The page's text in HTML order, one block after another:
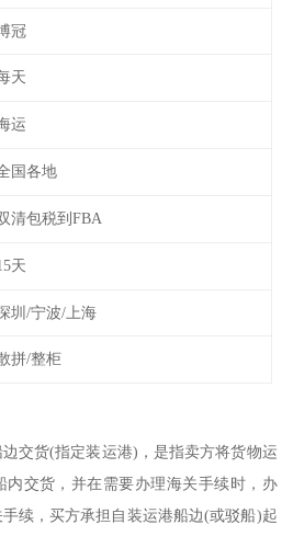
冠
天
运
国各地
清包税到FBA
天
圳/宁波/上海
拼/整柜
边交货(指定装运港)，是指卖方将货物运
内交货，并在需要办理海关手续时，办
续，买方承担自装运港船边(或驳船)起